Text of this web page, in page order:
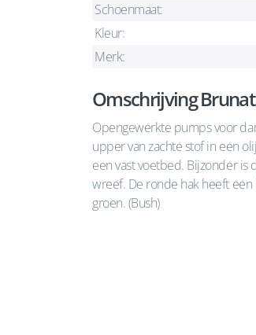
Schoenmaat:
Kleur:
Merk:
Omschrijving
Opengewerkte pumps voor
upper van zachte stof in een
een vast voetbed. Bijzonder
wreef. De ronde hak heeft
groen. (Bush)